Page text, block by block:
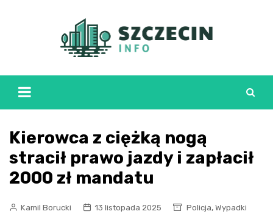
Kierowca z ciężką nogą
stracił prawo jazdy i zapłacił
2000 zł mandatu
Kamil Borucki 13 listopada 2025 Policja, Wypadki